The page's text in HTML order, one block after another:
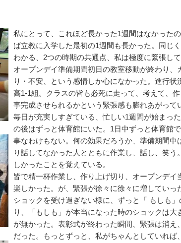
私にとって、これほど長かった1週間はなかった
ば立教に入学した最初の1週間も長かった。同じ
わかる、2つの時期の共通点、私は極度に緊張して
オープンデイ準備期間初日の教室移動が終わり
り・不安、という感情しか心になかった。進行
高1-1組。クラスの皆も必死に走って、考えて、
事完成させられるかという緊張感も膨れあがって
毎日が充実しすぎている、忙しい1週間が始まっ
の後はずっと体育館にいた。1日中ずっと体育館
事なわけもない。何の効果だろうか、準備期間中
り話してなかった人とともに作業し、話し、笑
しかったことを覚えている。
皆で精一杯作業し、作り上げ切り、オープンデ
楽しかった。が、緊張が徐々に徐々に増していっ
ショックを受け過ぎない様に、ずっと「 もしも
り、「もしも」が本当になった時のショックは大
が無かった。表彰式が終わった瞬間、緊張は消
だった。もっとずっと、私がちゃんとしていれば